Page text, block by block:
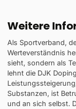
Weitere
Als Sportverband,
Werteverständnis
sieht, sondern als
lehnt die DJK
Substanzen, ist
und an sich selbst.